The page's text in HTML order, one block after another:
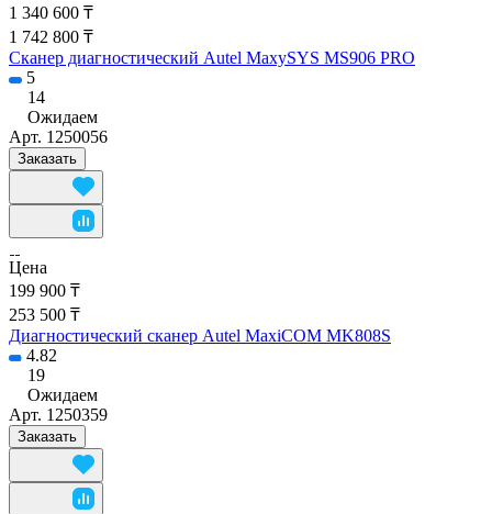
1 340 600 ₸
1 742 800 ₸
Сканер диагностический Autel MaxySYS MS906 PRO
5
14
Ожидаем
Арт. 1250056
Заказать
Цена
199 900 ₸
253 500 ₸
Диагностический сканер Autel MaxiCOM MK808S
4.82
19
Ожидаем
Арт. 1250359
Заказать